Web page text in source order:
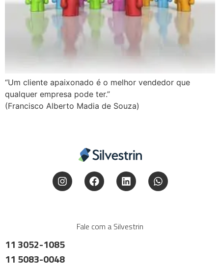
“Um cliente apaixonado é o melhor vendedor que
qualquer empresa pode ter.”
(Francisco Alberto Madia de Souza)
Fale com a Silvestrin
11 3052-1085
11 5083-0048